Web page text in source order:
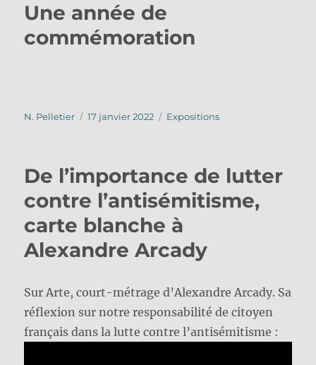
Une année de
commémoration
Auteur
N. Pelletier
Publié
17 janvier 2022 Catégories
Expositions
De l’importance de lutter
contre l’antisémitisme,
carte blanche à
Alexandre Arcady
Sur Arte, court-métrage d’Alexandre Arcady. Sa
réflexion sur notre responsabilité de citoyen
français dans la lutte contre l’antisémitisme :